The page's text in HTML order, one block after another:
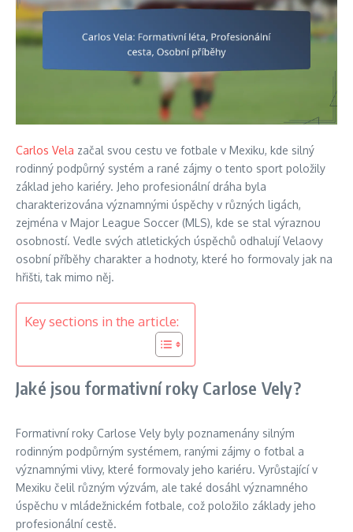
Carlos Vela začal svou cestu ve fotbale v Mexiku, kde silný
rodinný podpůrný systém a rané zájmy o tento sport položily
základ jeho kariéry. Jeho profesionální dráha byla
charakterizována významnými úspěchy v různých ligách,
zejména v Major League Soccer (MLS), kde se stal výraznou
osobností. Vedle svých atletických úspěchů odhalují Velaovy
osobní příběhy charakter a hodnoty, které ho formovaly jak na
hřišti, tak mimo něj.
Key sections in the article:
Jaké jsou formativní roky Carlose Vely?
Formativní roky Carlose Vely byly poznamenány silným
rodinným podpůrným systémem, ranými zájmy o fotbal a
významnými vlivy, které formovaly jeho kariéru. Vyrůstající v
Mexiku čelil různým výzvám, ale také dosáhl významného
úspěchu v mládežnickém fotbale, což položilo základy jeho
profesionální cestě.